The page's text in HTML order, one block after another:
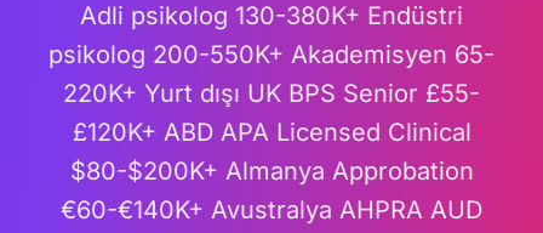
Adli psikolog 130-380K+ Endüstri
psikolog 200-550K+ Akademisyen 65-
220K+ Yurt dışı UK BPS Senior £55-
£120K+ ABD APA Licensed Clinical
$80-$200K+ Almanya Approbation
€60-€140K+ Avustralya AHPRA AUD